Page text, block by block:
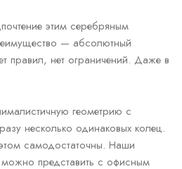
этим серебряным
— абсолютный
правил, нет ограничений. Даже в
геометрию с
несколько одинаковых колец.
самодостаточны. Наши
можно представить с офисным